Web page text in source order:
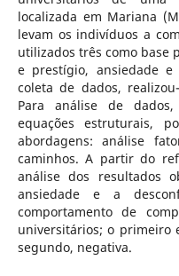
localizada em Mariana
levam os indivíduos a
utilizados três como base
e prestígio, ansiedade e
coleta de dados,
Para análise de
equações estruturais,
abordagens: análise
caminhos. A partir do
análise dos resultados
ansiedade e a
comportamento de
universitários; o primeiro
segundo, negativa.